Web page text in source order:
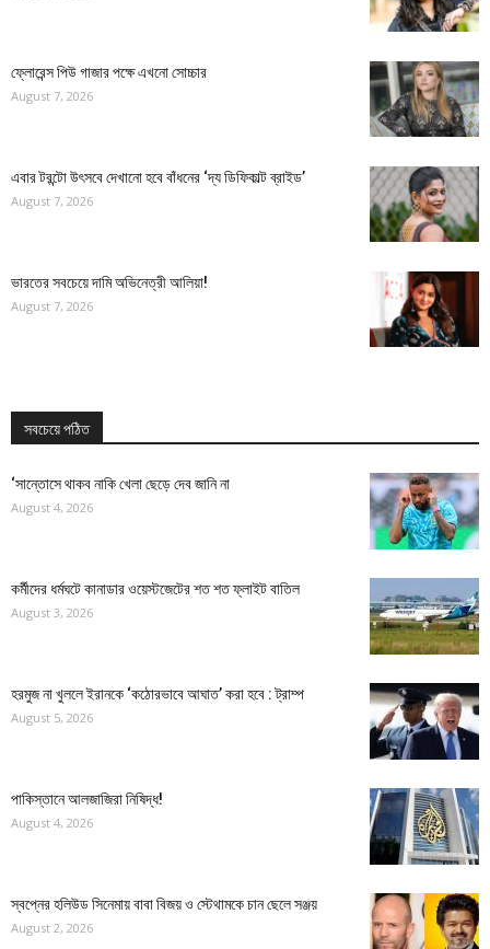
ফ্লোরেন্স পিউ গাজার পক্ষে এখনো সোচ্চার
August 7, 2026
এবার টরন্টো উৎসবে দেখানো হবে বাঁধনের ‘দ্য ডিফিকাল্ট ব্রাইড’
August 7, 2026
ভারতের সবচেয়ে দামি অভিনেত্রী আলিয়া!
August 7, 2026
সবচেয়ে পঠিত
‘সান্তোসে থাকব নাকি খেলা ছেড়ে দেব জানি না
August 4, 2026
কর্মীদের ধর্মঘটে কানাডার ওয়েস্টজেটের শত শত ফ্লাইট বাতিল
August 3, 2026
হরমুজ না খুললে ইরানকে ‘কঠোরভাবে আঘাত’ করা হবে : ট্রাম্প
August 5, 2026
পাকিস্তানে আলজাজিরা নিষিদ্ধ!
August 4, 2026
স্বপ্নের হলিউড সিনেমায় বাবা বিজয় ও স্টেথামকে চান ছেলে সঞ্জয়
August 2, 2026